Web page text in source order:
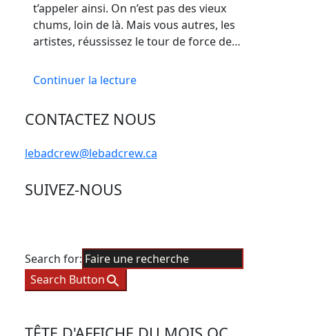
t’appeler ainsi. On n’est pas des vieux
chums, loin de là. Mais vous autres, les
artistes, réussissez le tour de force de…
Continuer la lecture
CONTACTEZ NOUS
lebadcrew@lebadcrew.ca
SUIVEZ-NOUS
Search for:
Search Button